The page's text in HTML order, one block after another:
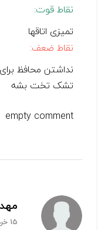
نقاط قوت:
تمیزی اتاقها
نقاط ضعف:
نداشتن محافظ
تشک تخت بشه
empty comment
15 خرداد 1404